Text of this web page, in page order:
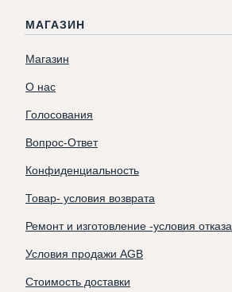
МАГАЗИН
Магазин
О нас
Голосования
Вопрос-Ответ
Конфиденциальность
Товар- условия возврата
Ремонт и изготовление -условия отказа
Условия продажи AGB
Стоимость доставки